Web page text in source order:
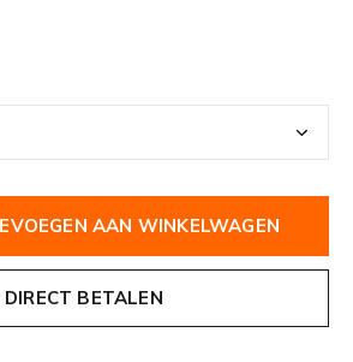
AAN WINKELWAGEN
DIRECT BETALEN